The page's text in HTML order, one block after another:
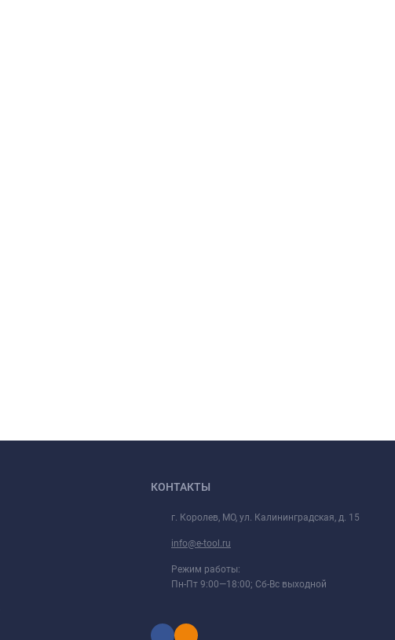
КОНТАКТЫ
г. Королев, МО, ул. Калининградская, д. 15
info@e-tool.ru
Режим работы:
Пн-Пт 9:00—18:00; Сб-Вс выходной